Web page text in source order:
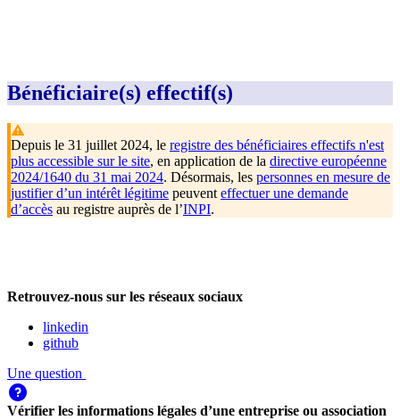
Bénéficiaire(s) effectif(s)
Depuis le 31 juillet 2024, le registre des bénéficiaires effectifs n'est
plus accessible sur le site, en application de la directive européenne
2024/1640 du 31 mai 2024. Désormais, les personnes en mesure de
justifier d’un intérêt légitime peuvent effectuer une demande
d’accès au registre auprès de l’INPI.
Retrouvez-nous sur les réseaux sociaux
linkedin
github
Une question
Vérifier les informations légales d’une entreprise ou association